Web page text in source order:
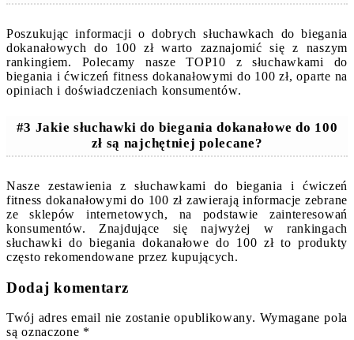
Poszukując informacji o dobrych słuchawkach do biegania
dokanałowych do 100 zł warto zaznajomić się z naszym
rankingiem. Polecamy nasze TOP10 z słuchawkami do
biegania i ćwiczeń fitness dokanałowymi do 100 zł, oparte na
opiniach i doświadczeniach konsumentów.
#3 Jakie słuchawki do biegania dokanałowe do 100
zł są najchętniej polecane?
Nasze zestawienia z słuchawkami do biegania i ćwiczeń
fitness dokanałowymi do 100 zł zawierają informacje zebrane
ze sklepów internetowych, na podstawie zainteresowań
konsumentów. Znajdujące się najwyżej w rankingach
słuchawki do biegania dokanałowe do 100 zł to produkty
często rekomendowane przez kupujących.
Dodaj komentarz
Twój adres email nie zostanie opublikowany. Wymagane pola
są oznaczone *